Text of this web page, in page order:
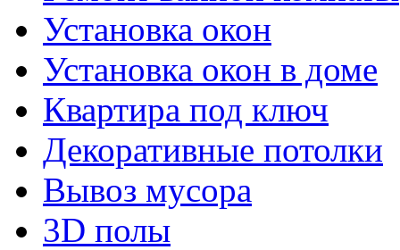
Установка окон
Установка окон в доме
Квартира под ключ
Декоративные потолки
Вывоз мусора
3D полы